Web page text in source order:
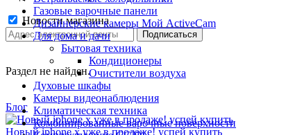
Газовые варочные панели
Дизайнерские камеры Мой ActiveCam
Для дома и дачи
Бытовая техника
Кондиционеры
Очистители воздуха
Духовые шкафы
Камеры видеонаблюдения
Климатическая техника
Комбинированные варочные поверхности
Новости магазина
Раздел не найден.
Блог
Новый iphone x уже в продаже! успей купить